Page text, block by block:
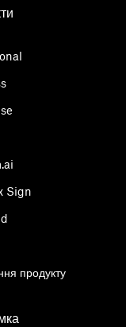
Sign
продукту